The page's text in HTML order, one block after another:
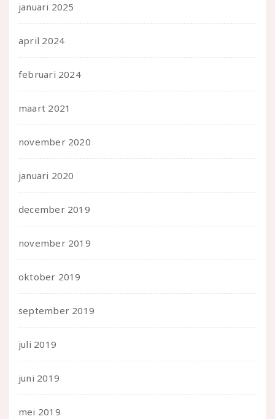
januari 2025
april 2024
februari 2024
maart 2021
november 2020
januari 2020
december 2019
november 2019
oktober 2019
september 2019
juli 2019
juni 2019
mei 2019